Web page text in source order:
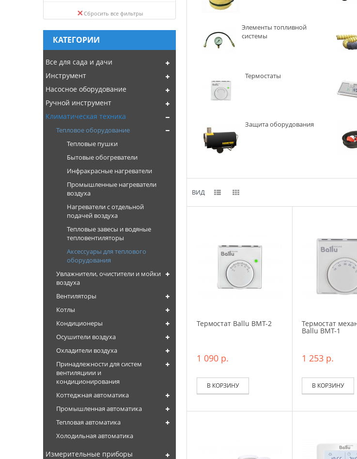
Сбросить все фильтры
КАТЕГОРИИ
Все для сада и дачи
Инструмент
Насосное оборудование
Ручной инструмент
Климатическая техника
Тепловое оборудование
Тепловые пушки
Бытовые обогреватели
Инфракрасные нагреватели
Промышленные нагреватели
воздуха
Нагреватели с отдельной
подачей воздуха
Тепловые завесы и водяные
тепловентиляторы
Аксессуары для теплового
оборудования
Увлажнители, очистители и мойки
воздуха
Вентиляторы
Котлы
Кондиционеры
Осушители воздуха
Охладители воздуха
Принадлежности для систем
вентиляциии и
кондиционирования
Коттеджная автоматика
Промышленная автоматика
Тепловая автоматика
Холодильная автоматика
Измерительные приборы
Элементы топливной
системы
Термостаты
Защита оборудования
ВИД
Термостат Ballu BMT-2
1 090 р.
В КОРЗИНУ
Термостат
Ballu BMT-1
1 253 р.
В КОРЗИНУ